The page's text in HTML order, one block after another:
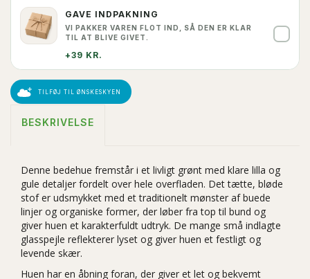
GAVE INDPAKNING
VI PAKKER VAREN FLOT IND, SÅ DEN ER KLAR
TIL AT BLIVE GIVET.
+39 KR.
TILFØJ TIL ØNSKESKYEN
BESKRIVELSE
Denne bedehue fremstår i et livligt grønt med klare lilla og
gule detaljer fordelt over hele overfladen. Det tætte, bløde
stof er udsmykket med et traditionelt mønster af buede
linjer og organiske former, der løber fra top til bund og
giver huen et karakterfuldt udtryk. De mange små indlagte
glasspejle reflekterer lyset og giver huen et festligt og
levende skær.
Huen har en åbning foran, der giver et let og bekvemt